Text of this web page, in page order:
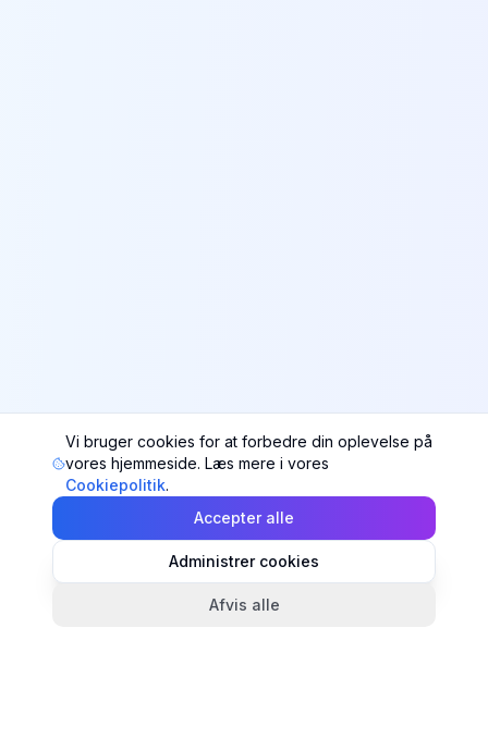
Vi bruger cookies for at forbedre din oplevelse på
vores hjemmeside. Læs mere i vores
Cookiepolitik.
Accepter alle
Administrer cookies
Afvis alle